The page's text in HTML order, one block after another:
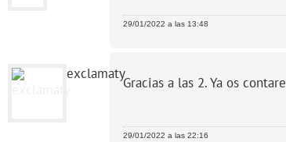
29/01/2022 a las 13:48
exclamaty
Gracias a las 2. Ya os contare
29/01/2022 a las 22:16